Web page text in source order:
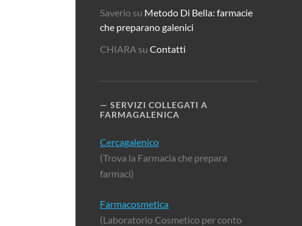
Saverio su Metodo Di Bella: farmacie
che preparano galenici
CHIARA suContatti
SERVIZI COLLEGATI A
FARMAGALENICA
Cercagalenico
(Trova la Farmacia che prepara
farmaci)
Farmacosmetica
(Laboratorio Cosmetico per conto